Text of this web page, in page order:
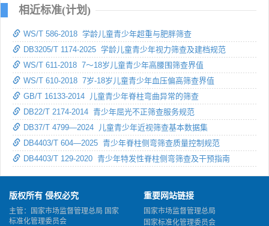
相近标准(计划)
WS/T 586-2018 学龄儿童青少年超重与肥胖筛查
DB3205/T 1174-2025 学龄儿童青少年视力筛查及建档规范
WS/T 611-2018 7～18岁儿童青少年高腰围筛查界值
WS/T 610-2018 7岁-18岁儿童青少年血压偏高筛查界值
GB/T 16133-2014 儿童青少年脊柱弯曲异常的筛查
DB22/T 2174-2014 青少年屈光不正筛查服务规范
DB37/T 4799—2024 儿童青少年近视筛查基本数据集
DB4403/T 604—2025 青少年脊柱侧弯筛查质量控制规范
DB4403/T 129-2020 青少年特发性脊柱侧弯筛查及干预指南
版权所有 侵权必究
主管：国家市场监督管理总局 国家
标准化管理委员会
重要网站链接
国家市场监督管理总局
国家标准化管理委员会